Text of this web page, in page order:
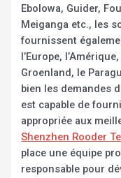
Ebolowa, Guider,
Meiganga etc., les
fournissent
l’Europe,
Groenland, le
bien les demandes
est capable de
appropriée aux
Shenzhen Rooder
place une équipe
responsable pour